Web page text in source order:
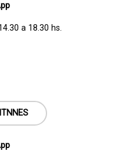
a 18.30 hs.